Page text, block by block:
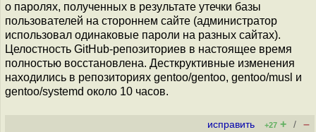
о паролях, полученных в результате утечки базы
пользователей на стороннем сайте (администратор
использовал одинаковые пароли на разных сайтах).
Целостность GitHub-репозиториев в настоящее время
полностью восстановлена. Десткруктивные изменения
находились в репозиториях gentoo/gentoo, gentoo/musl и
gentoo/systemd около 10 часов.
исправить +27 + / –